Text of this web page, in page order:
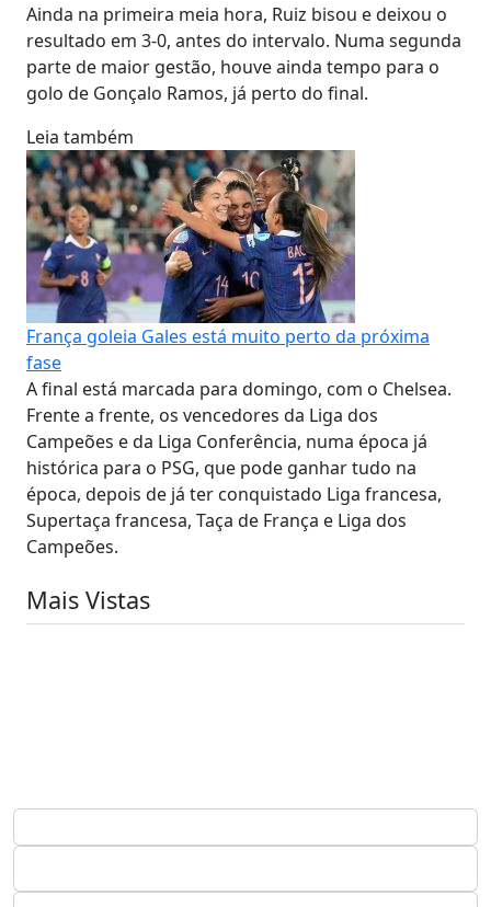
Ainda na primeira meia hora, Ruiz bisou e deixou o
resultado em 3-0, antes do intervalo. Numa segunda
parte de maior gestão, houve ainda tempo para o
golo de Gonçalo Ramos, já perto do final.
Leia também
França goleia Gales está muito perto da próxima
fase
A final está marcada para domingo, com o Chelsea.
Frente a frente, os vencedores da Liga dos
Campeões e da Liga Conferência, numa época já
histórica para o PSG, que pode ganhar tudo na
época, depois de já ter conquistado Liga francesa,
Supertaça francesa, Taça de França e Liga dos
Campeões.
Mais Vistas